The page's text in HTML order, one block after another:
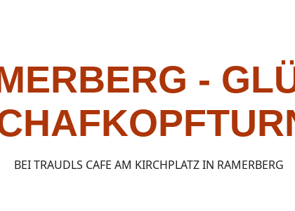
-
BEI TRAUDLS CAFE AM KIRCHPLATZ IN RAMERBERG